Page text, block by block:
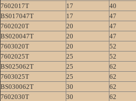
7602017T
17 40
BS017047T
17 47
7602020T
20 47
BS020047T
20 47
7603020T
20 52
7602025T
25 52
BS025062T
25 62
7603025T
25 62
BS030062T
30 62
7602030T
30 62